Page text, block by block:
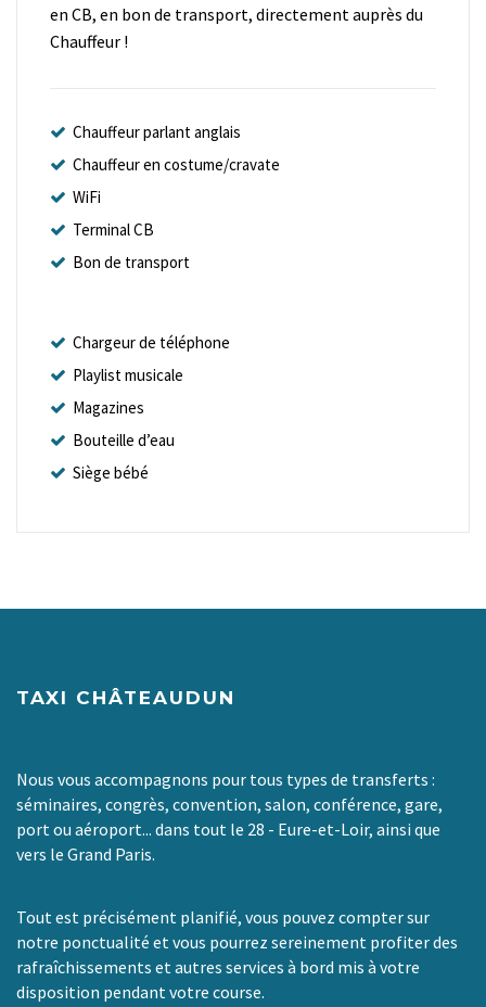
en CB, en bon de transport, directement auprès du
Chauffeur !
Chauffeur parlant anglais
Chauffeur en costume/cravate
WiFi
Terminal CB
Bon de transport
Chargeur de téléphone
Playlist musicale
Magazines
Bouteille d’eau
Siège bébé
TAXI CHÂTEAUDUN
Nous vous accompagnons pour tous types de transferts :
séminaires, congrès, convention, salon, conférence, gare,
port ou aéroport... dans tout le 28 - Eure-et-Loir, ainsi que
vers le Grand Paris.
Tout est précisément planifié, vous pouvez compter sur
notre ponctualité et vous pourrez sereinement profiter des
rafraîchissements et autres services à bord mis à votre
disposition pendant votre course.